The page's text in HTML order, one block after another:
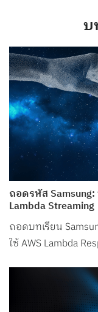
บ
ถอดรหัส Samsung:
Lambda Streaming
ถอดบทเรียน
ใช้ AWS Lambda